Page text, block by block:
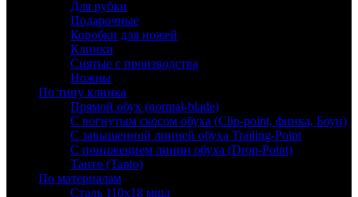
Для рубки
Подарочные
Коробки для ножей
Клинки
Снятые с производства
Ножны
По типу клинка
Прямой обух (normal-blade)
С вогнутым скосом обуха (Clip-point, финка, Боуи)
С завышенной линией обуха Trailing-Point
С понижением линии обуха (Drop-Point)
Танто (Tanto)
По материалам
Сталь 110х18 мшд